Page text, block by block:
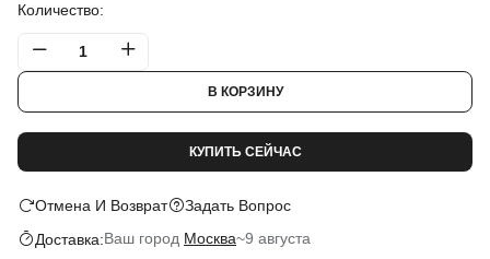
Количество:
В КОРЗИНУ
КУПИТЬ СЕЙЧАС
Отмена И Возврат
Задать Вопрос
Доставка:Ваш город Москва~9 августа